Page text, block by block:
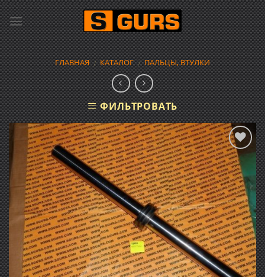
Skip
to
content
ГЛАВНАЯ / КАТАЛОГ / ПАЛЬЦЫ, ВТУЛКИ
ФИЛЬТРОВАТЬ
Добавить
в список
желаний